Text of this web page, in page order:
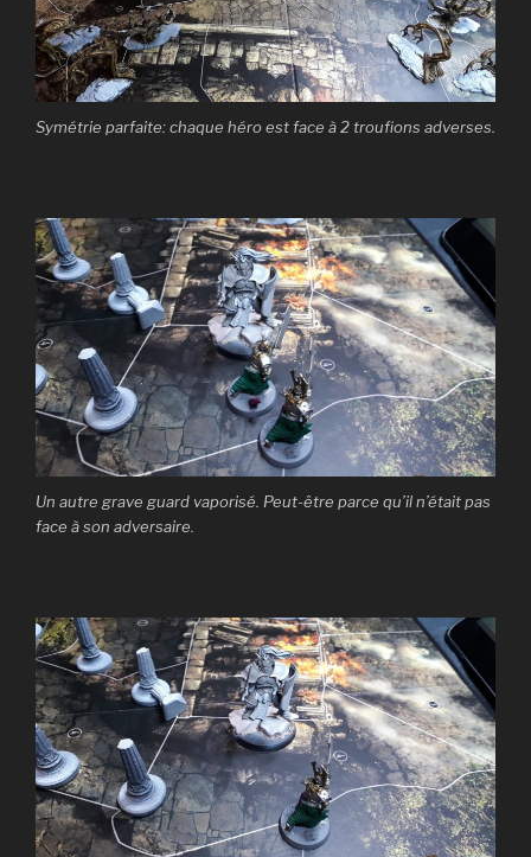
Symétrie parfaite: chaque héro est face à 2 troufions adverses.
Un autre grave guard vaporisé. Peut-être parce qu’il n’était pas
face à son adversaire.